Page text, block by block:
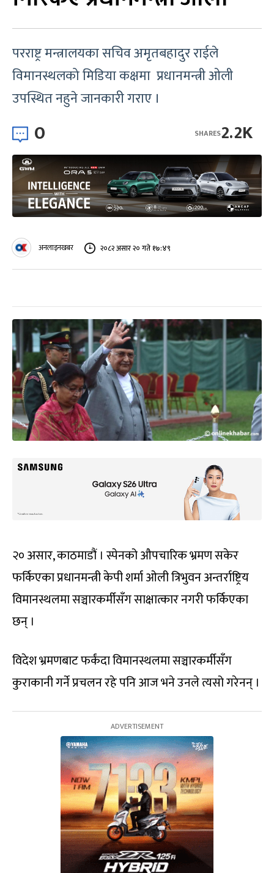
परराष्ट्र मन्त्रालयका सचिव अमृतबहादुर राईले
विमानस्थलको मिडिया कक्षमा प्रधानमन्त्री ओली
उपस्थित नहुने जानकारी गराए ।
0 2.2K
SHARES
अनलाइनखबर २०८२ असार २० गते १७:४९
२० असार, काठमाडौं । स्पेनको औपचारिक भ्रमण सकेर
फर्किएका प्रधानमन्त्री केपी शर्मा ओली त्रिभुवन अन्तर्राष्ट्रिय
विमानस्थलमा सञ्चारकर्मीसँग साक्षात्कार नगरी फर्किएका
छन् ।
विदेश भ्रमणबाट फर्कंदा विमानस्थलमा सञ्चारकर्मीसँग
कुराकानी गर्ने प्रचलन रहे पनि आज भने उनले त्यसो गरेनन् ।